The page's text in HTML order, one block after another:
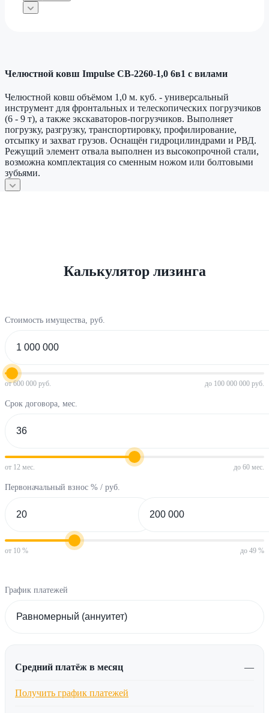
Челюстной ковш Impulse CB-2260-1,0 6в1 с вилами
Челюстной ковш объёмом 1,0 м. куб. - универсальный
инструмент для фронтальных и телескопических погрузчиков
(6 - 9 т), а также экскаваторов‑погрузчиков. Выполняет
погрузку, разгрузку, транспортировку, профилирование,
отсыпку и захват грузов. Оснащён гидроцилиндрами и РВД.
Режущий элемент отвала выполнен из высокопрочной стали,
возможна комплектация со сменным ножом или болтовыми
зубьями.
Калькулятор лизинга
Стоимость имущества, руб.
от 600 000 руб. до 100 000 000 руб.
Срок договора, мес.
от 12 мес. до 60 мес.
Первоначальный взнос % / руб.
от 10 % до 49 %
График платежей
Средний платёж в месяц —
Получить график платежей